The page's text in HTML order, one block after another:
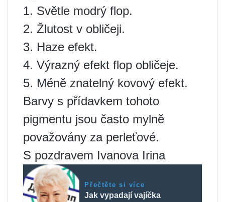
1. Světle modrý flop.
2. Žlutost v obličeji.
3. Haze efekt.
4. Výrazný efekt flop obličeje.
5. Méně znatelný kovový efekt.
Barvy s přídavkem tohoto
pigmentu jsou často mylně
považovány za perleťové.
S pozdravem Ivanova Irina
Přečtěte si více
Jak vypadají vajíčka